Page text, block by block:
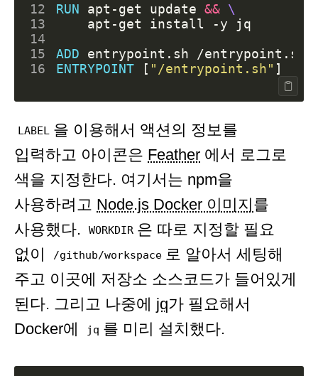
12
RUN apt-get update &&
13
    apt-get install -y jq
14
15
ADD entrypoint.sh /entrypoint.sh
16
ENTRYPOINT [ "/entrypoint.sh" ]
LABEL 을 이용해서 액션의 정보를
입력하고 아이콘은 Feather 에서 로그로
색을 지정한다. 여기서는 npm을
사용하려고 Node.js Docker 이미지를
사용했다.
WORKDIR 은 따로 지정할 필요
없이
/github/workspace 로 알아서 세팅해
주고 이곳에 저장소 소스코드가 들어있게
된다. 그리고 나중에 jq가 필요해서
Docker에
jq 를 미리 설치했다.